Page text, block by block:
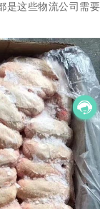
是这些物流公司需要